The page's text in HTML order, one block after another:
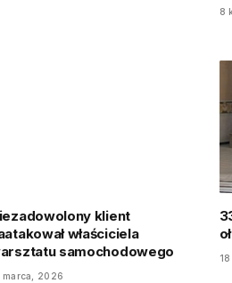
8
klient
właściciela
samochodowego
marca, 2026